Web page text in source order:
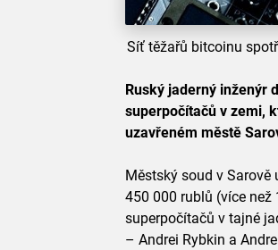
Síť těžařů bitcoinu
Ruský jaderný inženýr
superpočítačů v zemi,
uzavřeném městě
Městský soud v
450 000 rublů (více
superpočítačů v tajné
– Andrei Rybkin a